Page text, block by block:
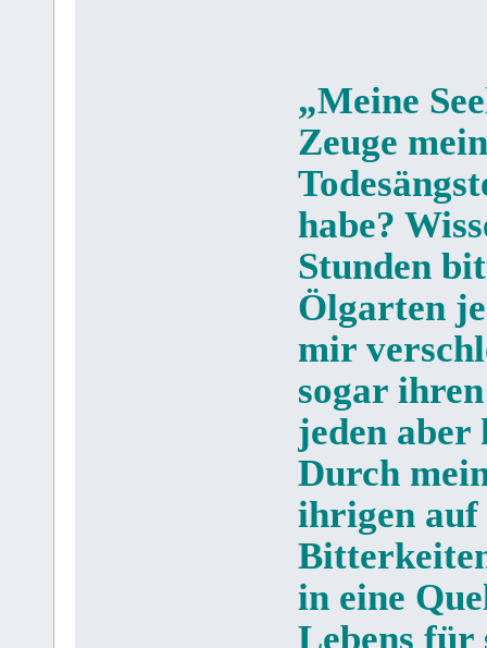
„Meine
Zeuge
habe?
Stunden
Ölgarten
mir
sogar
jeden aber
Durch
ihrigen auf
in eine
Lebens für